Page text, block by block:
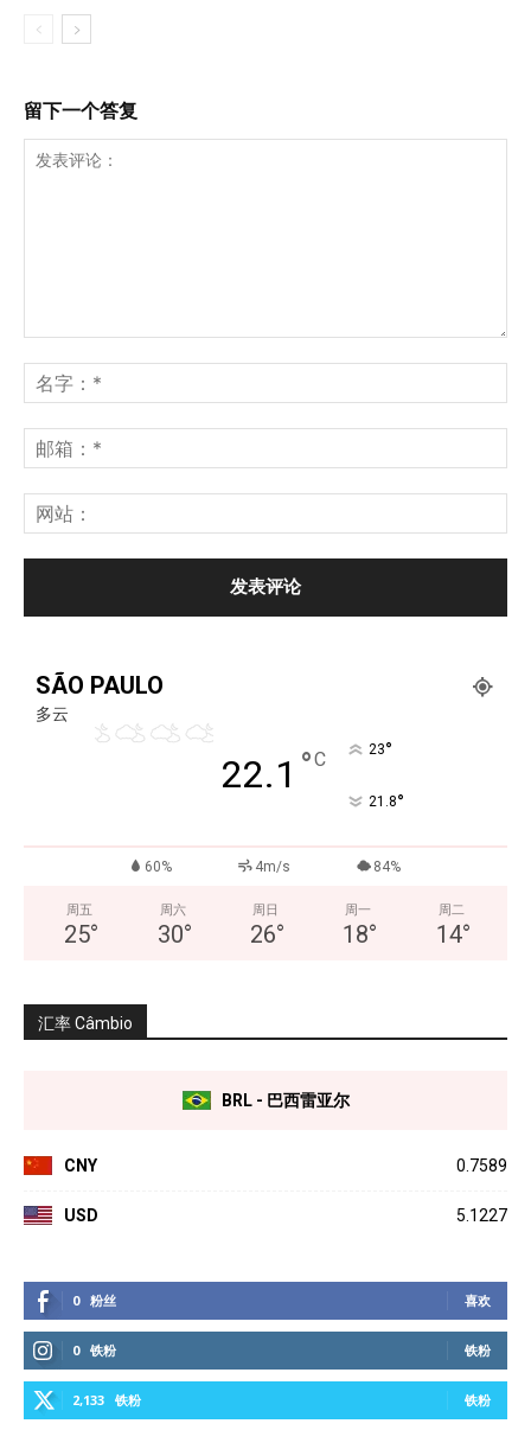
留下一个答复
SÃO PAULO
多云
22.1 °C 23°
21.8°
60% 4m/s 84%
周五
25°
周六
30°
周日
26°
周一
18°
周二
14°
汇率 Câmbio
BRL - 巴西雷亚尔
CNY 0.7589
USD 5.1227
0 粉丝 喜欢
0 铁粉 铁粉
2,133 铁粉 铁粉